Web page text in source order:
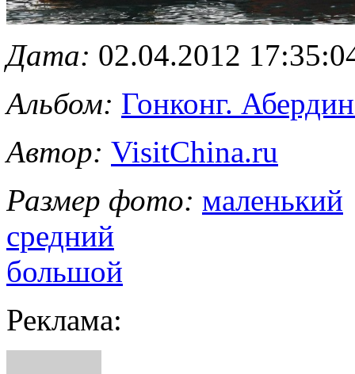
Дата: 02.04.2012
Альбом: Гонконг.
Автор: VisitChina.ru
Размер фото: маленький
средний
большой
Реклама: